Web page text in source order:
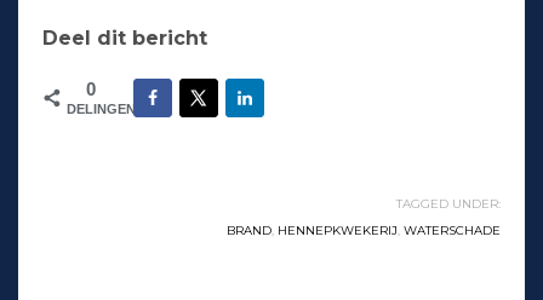
Deel dit bericht
0
DELINGEN
TAGGED UNDER:
BRAND, HENNEPKWEKERIJ, WATERSCHADE